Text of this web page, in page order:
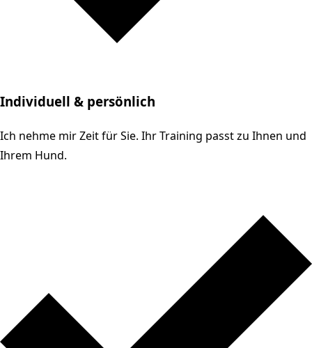
Individuell & persönlich
Ich nehme mir Zeit für Sie. Ihr Training passt zu Ihnen und
Ihrem Hund.